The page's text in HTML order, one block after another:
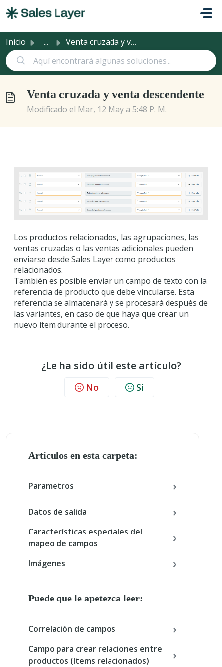
Inicio ... Venta cruzada y venta descendente
Venta cruzada y venta descendente
Modificado el Mar, 12 May a 5:48 P. M.
Los productos relacionados, las agrupaciones, las
ventas cruzadas o las ventas adicionales pueden
enviarse desde Sales Layer como productos
relacionados.
También es posible enviar un campo de texto con la
referencia de producto que debe vincularse. Esta
referencia se almacenará y se procesará después de
las variantes, en caso de que haya que crear un
nuevo ítem durante el proceso.
¿Le ha sido útil este artículo?
No Sí
Artículos en esta carpeta:
Parametros
Datos de salida
Características especiales del
mapeo de campos
Imágenes
Puede que le apetezca leer:
Correlación de campos
Campo para crear relaciones entre
productos (Items relacionados)